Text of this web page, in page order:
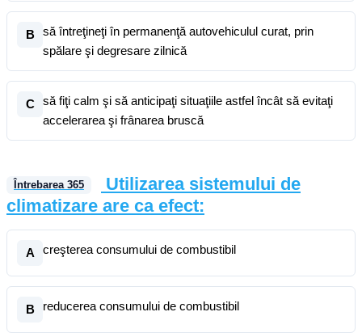
B
să întreţineţi în permanenţă autovehiculul curat, prin
spălare şi degresare zilnică
C
să fiţi calm şi să anticipaţi situaţiile astfel încât să evitaţi
accelerarea şi frânarea bruscă
Întrebarea 365
Utilizarea sistemului de
climatizare are ca efect:
A creşterea consumului de combustibil
B reducerea consumului de combustibil